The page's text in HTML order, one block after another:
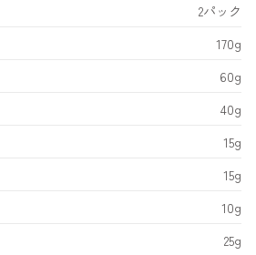
2パック
170g
60g
40g
15g
15g
10g
25g